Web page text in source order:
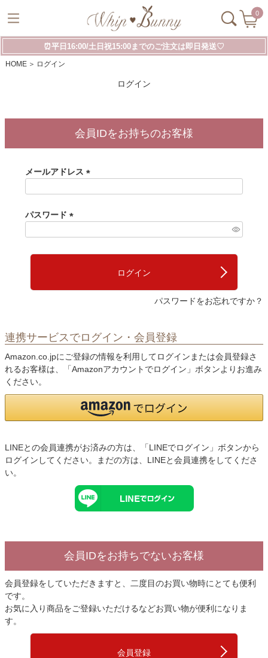
0
⏰平日16:00/土日祝15:00までのご注文は即日発送♡
HOME ログイン
ログイン
会員IDをお持ちのお客様
メールアドレス
)
パスワード
須
ログイン
パスワードをお忘れですか？
連携サービスでログイン・会員登録
Amazon.co.jpにご登録の情報を利用してログインまたは会員登録さ
れるお客様は、「Amazonアカウントでログイン」ボタンよりお進み
ください。
LINEとの会員連携がお済みの方は、「LINEでログイン」ボタンから
ログインしてください。まだの方は、 LINEと会員連携をしてくださ
い。
会員IDをお持ちでないお客様
会員登録をしていただきますと、二度目のお買い物時にとても便利
です。
お気に入り商品をご登録いただけるなどお買い物が便利になりま
す。
会員登録